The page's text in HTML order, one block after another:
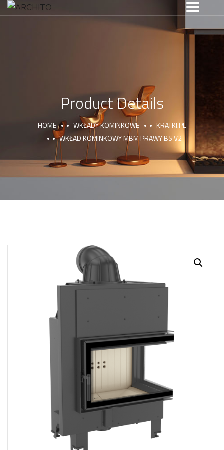
Product Details
HOME WKŁADY KOMINKOWE
KRATKI.PL
WKŁAD KOMINKOWY MBM PRAWY BS V2